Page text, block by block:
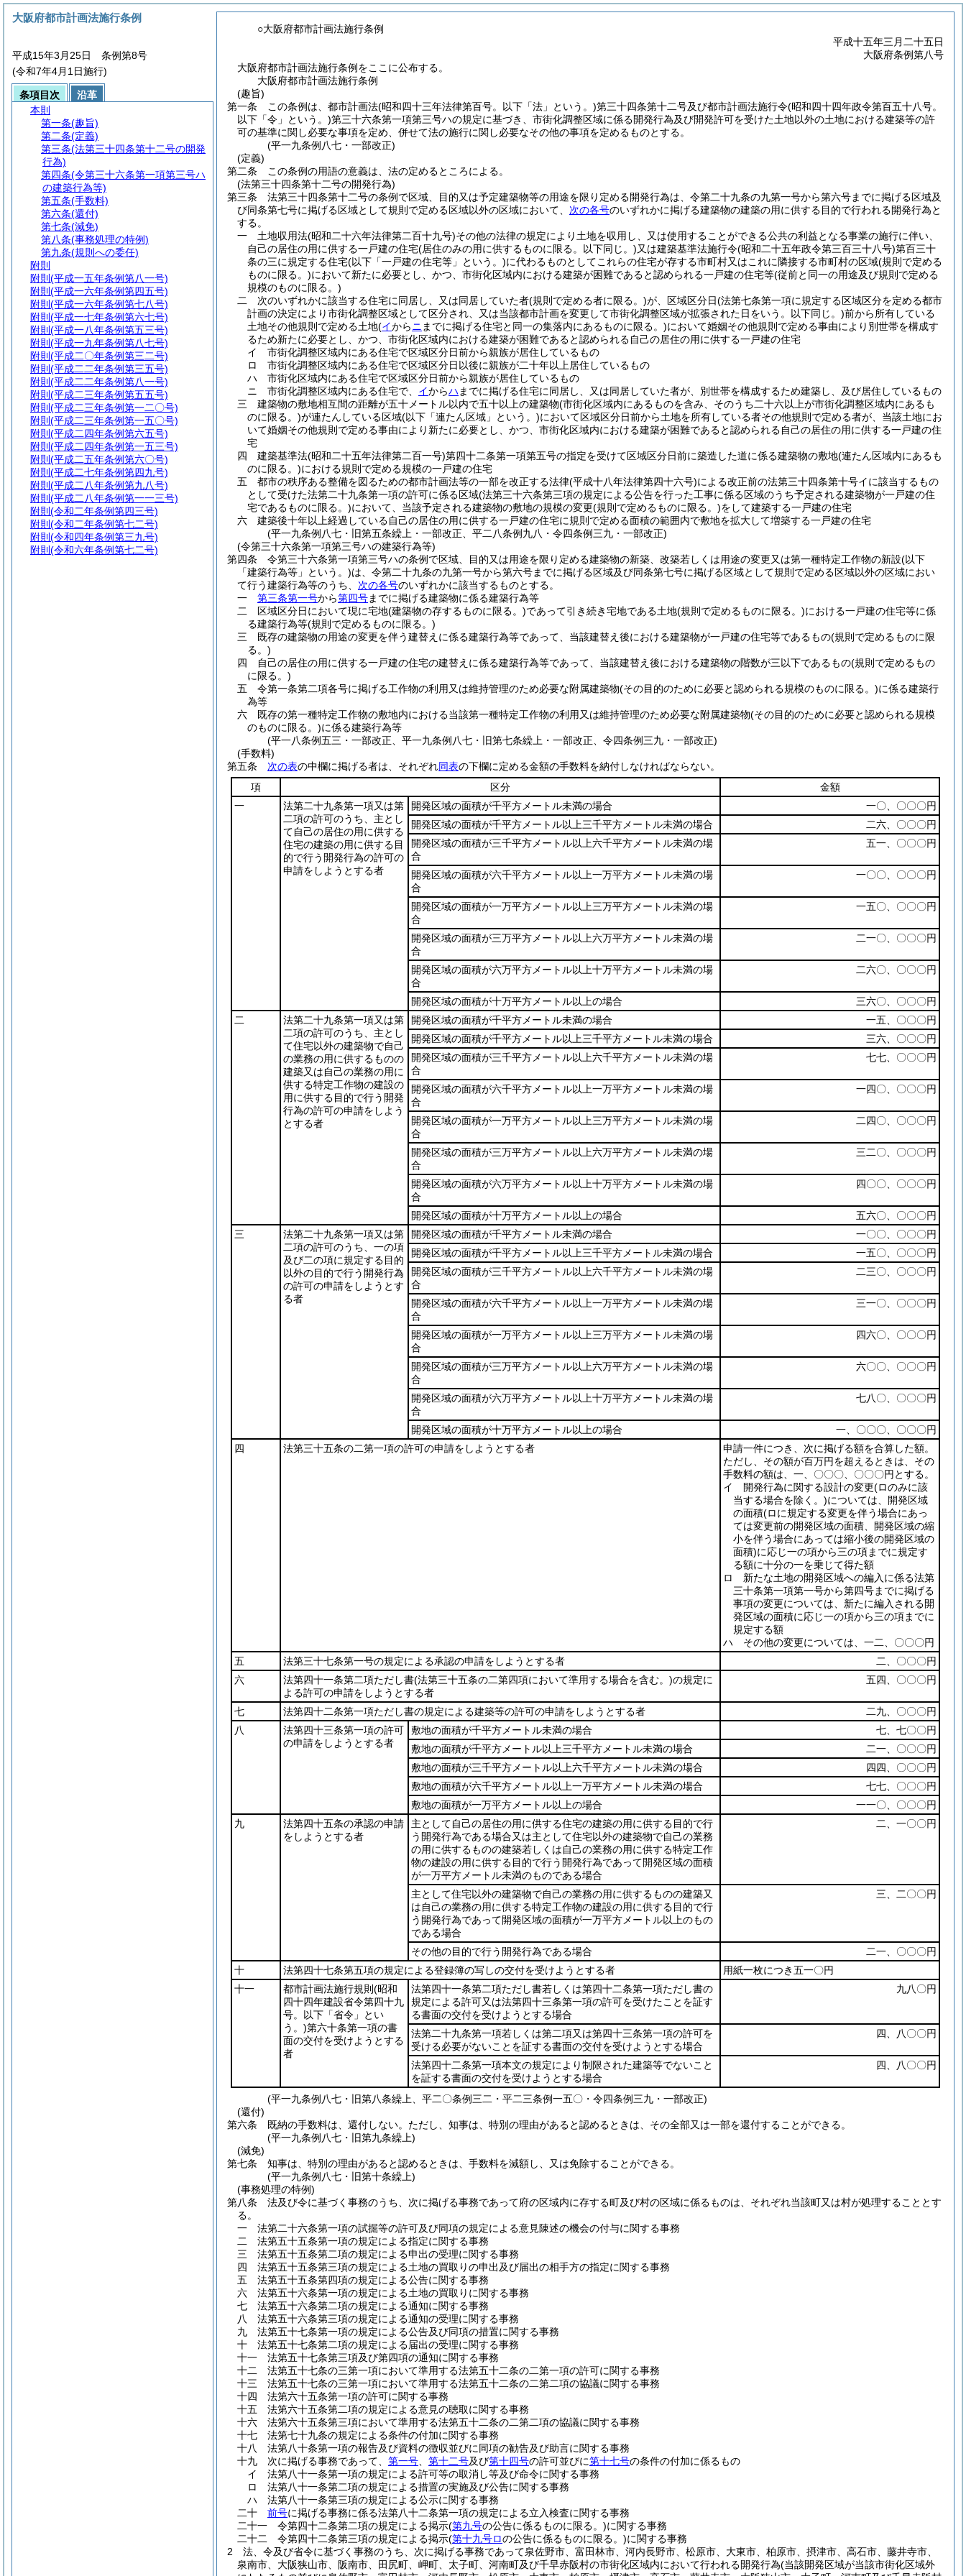
○大阪府都市計画法施行条例
平成十五年三月二十五日
大阪府条例第八号
大阪府都市計画法施行条例をここに公布する。
大阪府都市計画法施行条例
(趣旨)
第一条
この条例は、都市計画法(昭和四十三年法律第百号。以下「法」という。)第三十四条第十二号及び都市計画法施行令(昭和四十四年政令第百五十八号。
以下「令」という。)第三十六条第一項第三号ハの規定に基づき、市街化調整区域に係る開発行為及び開発許可を受けた土地以外の土地における建築等の許
可の基準に関し必要な事項を定め、併せて法の施行に関し必要なその他の事項を定めるものとする。
(平一九条例八七・一部改正)
(定義)
第二条
この条例の用語の意義は、法の定めるところによる。
(法第三十四条第十二号の開発行為)
第三条
法第三十四条第十二号の条例で区域、目的又は予定建築物等の用途を限り定める開発行為は、令第二十九条の九第一号から第六号までに掲げる区域及
び同条第七号に掲げる区域として規則で定める区域以外の区域において、 次の各号のいずれかに掲げる建築物の建築の用に供する目的で行われる開発行為と
する。
一
土地収用法(昭和二十六年法律第二百十九号)その他の法律の規定により土地を収用し、又は使用することができる公共の利益となる事業の施行に伴い、
自己の居住の用に供する一戸建の住宅(居住のみの用に供するものに限る。以下同じ。)又は建築基準法施行令(昭和二十五年政令第三百三十八号)第百三十
条の三に規定する住宅(以下「一戸建の住宅等」という。)に代わるものとしてこれらの住宅が存する市町村又はこれに隣接する市町村の区域(規則で定める
ものに限る。)において新たに必要とし、かつ、市街化区域内における建築が困難であると認められる一戸建の住宅等(従前と同一の用途及び規則で定める
規模のものに限る。)
二
次のいずれかに該当する住宅に同居し、又は同居していた者(規則で定める者に限る。)が、区域区分日(法第七条第一項に規定する区域区分を定める都市
計画の決定により市街化調整区域として区分され、又は当該都市計画を変更して市街化調整区域が拡張された日をいう。以下同じ。)前から所有している
土地その他規則で定める土地(イからニ までに掲げる住宅と同一の集落内にあるものに限る。)において婚姻その他規則で定める事由により別世帯を構成す
るため新たに必要とし、かつ、市街化区域内における建築が困難であると認められる自己の居住の用に供する一戸建の住宅
イ
市街化調整区域内にある住宅で区域区分日前から親族が居住しているもの
ロ
市街化調整区域内にある住宅で区域区分日以後に親族が二十年以上居住しているもの
ハ
市街化区域内にある住宅で区域区分日前から親族が居住しているもの
ニ
市街化調整区域内にある住宅で、 イからハ までに掲げる住宅に同居し、又は同居していた者が、別世帯を構成するため建築し、及び居住しているもの
三
建築物の敷地相互間の距離が五十メートル以内で五十以上の建築物(市街化区域内にあるものを含み、そのうち二十六以上が市街化調整区域内にあるも
のに限る。)が連たんしている区域(以下「連たん区域」という。)において区域区分日前から土地を所有している者その他規則で定める者が、当該土地にお
いて婚姻その他規則で定める事由により新たに必要とし、かつ、市街化区域内における建築が困難であると認められる自己の居住の用に供する一戸建の住
宅
四
建築基準法(昭和二十五年法律第二百一号)第四十二条第一項第五号の指定を受けて区域区分日前に築造した道に係る建築物の敷地(連たん区域内にあるも
のに限る。)における規則で定める規模の一戸建の住宅
五
都市の秩序ある整備を図るための都市計画法等の一部を改正する法律(平成十八年法律第四十六号)による改正前の法第三十四条第十号イに該当するもの
として受けた法第二十九条第一項の許可に係る区域(法第三十六条第三項の規定による公告を行った工事に係る区域のうち予定される建築物が一戸建の住
宅であるものに限る。)において、当該予定される建築物の敷地の規模の変更(規則で定めるものに限る。)をして建築する一戸建の住宅
六
建築後十年以上経過している自己の居住の用に供する一戸建の住宅に規則で定める面積の範囲内で敷地を拡大して増築する一戸建の住宅
(平一九条例八七・旧第五条繰上・一部改正、平二八条例九八・令四条例三九・一部改正)
(令第三十六条第一項第三号ハの建築行為等)
第四条
令第三十六条第一項第三号ハの条例で区域、目的又は用途を限り定める建築物の新築、改築若しくは用途の変更又は第一種特定工作物の新設(以下
「建築行為等」という。)は、令第二十九条の九第一号から第六号までに掲げる区域及び同条第七号に掲げる区域として規則で定める区域以外の区域におい
て行う建築行為等のうち、 次の各号のいずれかに該当するものとする。
一
第三条第一号から第四号までに掲げる建築物に係る建築行為等
二
区域区分日において現に宅地(建築物の存するものに限る。)であって引き続き宅地である土地(規則で定めるものに限る。)における一戸建の住宅等に係
る建築行為等(規則で定めるものに限る。)
三
既存の建築物の用途の変更を伴う建替えに係る建築行為等であって、当該建替え後における建築物が一戸建の住宅等であるもの(規則で定めるものに限
る。)
四
自己の居住の用に供する一戸建の住宅の建替えに係る建築行為等であって、当該建替え後における建築物の階数が三以下であるもの(規則で定めるもの
に限る。)
五
令第一条第二項各号に掲げる工作物の利用又は維持管理のため必要な附属建築物(その目的のために必要と認められる規模のものに限る。)に係る建築行
為等
六
既存の第一種特定工作物の敷地内における当該第一種特定工作物の利用又は維持管理のため必要な附属建築物(その目的のために必要と認められる規模
のものに限る。)に係る建築行為等
(平一八条例五三・一部改正、平一九条例八七・旧第七条繰上・一部改正、令四条例三九・一部改正)
(手数料)
第五条
次の表の中欄に掲げる者は、それぞれ同表の下欄に定める金額の手数料を納付しなければならない。
項
区分
金額
一
法第二十九条第一項又は第
二項の許可のうち、主とし
て自己の居住の用に供する
住宅の建築の用に供する目
的で行う開発行為の許可の
申請をしようとする者
開発区域の面積が千平方メートル未満の場合
一〇、〇〇〇円
開発区域の面積が千平方メートル以上三千平方メートル未満の場合
二六、〇〇〇円
開発区域の面積が三千平方メートル以上六千平方メートル未満の場
合
五一、〇〇〇円
開発区域の面積が六千平方メートル以上一万平方メートル未満の場
合
一〇〇、〇〇〇円
開発区域の面積が一万平方メートル以上三万平方メートル未満の場
合
一五〇、〇〇〇円
開発区域の面積が三万平方メートル以上六万平方メートル未満の場
合
二一〇、〇〇〇円
開発区域の面積が六万平方メートル以上十万平方メートル未満の場
合
二六〇、〇〇〇円
開発区域の面積が十万平方メートル以上の場合
三六〇、〇〇〇円
二
法第二十九条第一項又は第
二項の許可のうち、主とし
て住宅以外の建築物で自己
の業務の用に供するものの
建築又は自己の業務の用に
供する特定工作物の建設の
用に供する目的で行う開発
行為の許可の申請をしよう
とする者
開発区域の面積が千平方メートル未満の場合
一五、〇〇〇円
開発区域の面積が千平方メートル以上三千平方メートル未満の場合
三六、〇〇〇円
開発区域の面積が三千平方メートル以上六千平方メートル未満の場
合
七七、〇〇〇円
開発区域の面積が六千平方メートル以上一万平方メートル未満の場
合
一四〇、〇〇〇円
開発区域の面積が一万平方メートル以上三万平方メートル未満の場
合
二四〇、〇〇〇円
開発区域の面積が三万平方メートル以上六万平方メートル未満の場
合
三二〇、〇〇〇円
開発区域の面積が六万平方メートル以上十万平方メートル未満の場
合
四〇〇、〇〇〇円
開発区域の面積が十万平方メートル以上の場合
五六〇、〇〇〇円
三
法第二十九条第一項又は第
二項の許可のうち、一の項
及び二の項に規定する目的
以外の目的で行う開発行為
の許可の申請をしようとす
る者
開発区域の面積が千平方メートル未満の場合
一〇〇、〇〇〇円
開発区域の面積が千平方メートル以上三千平方メートル未満の場合
一五〇、〇〇〇円
開発区域の面積が三千平方メートル以上六千平方メートル未満の場
合
二三〇、〇〇〇円
開発区域の面積が六千平方メートル以上一万平方メートル未満の場
合
三一〇、〇〇〇円
開発区域の面積が一万平方メートル以上三万平方メートル未満の場
合
四六〇、〇〇〇円
開発区域の面積が三万平方メートル以上六万平方メートル未満の場
合
六〇〇、〇〇〇円
開発区域の面積が六万平方メートル以上十万平方メートル未満の場
合
七八〇、〇〇〇円
開発区域の面積が十万平方メートル以上の場合
一、〇〇〇、〇〇〇円
四
法第三十五条の二第一項の許可の申請をしようとする者
申請一件につき、次に掲げる額を合算した額。
ただし、その額が百万円を超えるときは、その
手数料の額は、一、〇〇〇、〇〇〇円とする。
イ 開発行為に関する設計の変更(ロのみに該
当する場合を除く。)については、開発区域
の面積(ロに規定する変更を伴う場合にあっ
ては変更前の開発区域の面積、開発区域の縮
小を伴う場合にあっては縮小後の開発区域の
面積)に応じ一の項から三の項までに規定す
る額に十分の一を乗じて得た額
ロ 新たな土地の開発区域への編入に係る法第
三十条第一項第一号から第四号までに掲げる
事項の変更については、新たに編入される開
発区域の面積に応じ一の項から三の項までに
規定する額
ハ その他の変更については、一二、〇〇〇円
五
法第三十七条第一号の規定による承認の申請をしようとする者
二、〇〇〇円
六
法第四十一条第二項ただし書(法第三十五条の二第四項において準用する場合を含む。)の規定に
よる許可の申請をしようとする者
五四、〇〇〇円
七 法第四十二条第一項ただし書の規定による建築等の許可の申請をしようとする者
二九、〇〇〇円
八
法第四十三条第一項の許可
の申請をしようとする者
敷地の面積が千平方メートル未満の場合
七、七〇〇円
敷地の面積が千平方メートル以上三千平方メートル未満の場合
二一、〇〇〇円
敷地の面積が三千平方メートル以上六千平方メートル未満の場合
四四、〇〇〇円
敷地の面積が六千平方メートル以上一万平方メートル未満の場合
七七、〇〇〇円
敷地の面積が一万平方メートル以上の場合
一一〇、〇〇〇円
九
法第四十五条の承認の申請
をしようとする者
主として自己の居住の用に供する住宅の建築の用に供する目的で行
う開発行為である場合又は主として住宅以外の建築物で自己の業務
の用に供するものの建築若しくは自己の業務の用に供する特定工作
物の建設の用に供する目的で行う開発行為であって開発区域の面積
が一万平方メートル未満のものである場合
二、一〇〇円
主として住宅以外の建築物で自己の業務の用に供するものの建築又
は自己の業務の用に供する特定工作物の建設の用に供する目的で行
う開発行為であって開発区域の面積が一万平方メートル以上のもの
である場合
三、二〇〇円
その他の目的で行う開発行為である場合
二一、〇〇〇円
十
法第四十七条第五項の規定による登録簿の写しの交付を受けようとする者
用紙一枚につき五一〇円
十一
都市計画法施行規則 (昭和
四十四年建設省令第四十九
号。以下「省令」とい
う。)第六十条第一項の書
面の交付を受けようとする
者
法第四十一条第二項ただし書若しくは第四十二条第一項ただし書の
規定による許可又は法第四十三条第一項の許可を受けたことを証す
る書面の交付を受けようとする場合
九八〇円
法第二十九条第一項若しくは第二項又は第四十三条第一項の許可を
受ける必要がないことを証する書面の交付を受けようとする場合
四、八〇〇円
法第四十二条第一項本文の規定により制限された建築等でないこと
を証する書面の交付を受けようとする場合
四、八〇〇円
(平一九条例八七・旧第八条繰上、平二〇条例三二・平二三条例一五〇・令四条例三九・一部改正)
(還付)
第六条
既納の手数料は、還付しない。 ただし、知事は、特別の理由があると認めるときは、その全部又は一部を還付することができる。
(平一九条例八七・旧第九条繰上)
(減免)
第七条
知事は、特別の理由があると認めるときは、手数料を減額し、又は免除することができる。
(平一九条例八七・旧第十条繰上)
(事務処理の特例)
第八条
法及び令に基づく事務のうち、次に掲げる事務であって府の区域内に存する町及び村の区域に係るものは、それぞれ当該町又は村が処理することとす
る。
一
法第二十六条第一項の試掘等の許可及び同項の規定による意見陳述の機会の付与に関する事務
二
法第五十五条第一項の規定による指定に関する事務
三
法第五十五条第二項の規定による申出の受理に関する事務
四
法第五十五条第三項の規定による土地の買取りの申出及び届出の相手方の指定に関する事務
五
法第五十五条第四項の規定による公告に関する事務
六
法第五十六条第一項の規定による土地の買取りに関する事務
七
法第五十六条第二項の規定による通知に関する事務
八
法第五十六条第三項の規定による通知の受理に関する事務
九
法第五十七条第一項の規定による公告及び同項の措置に関する事務
十
法第五十七条第二項の規定による届出の受理に関する事務
十一
法第五十七条第三項及び第四項の通知に関する事務
十二
法第五十七条の三第一項において準用する法第五十二条の二第一項の許可に関する事務
十三
法第五十七条の三第一項において準用する法第五十二条の二第二項の協議に関する事務
十四
法第六十五条第一項の許可に関する事務
十五
法第六十五条第二項の規定による意見の聴取に関する事務
十六
法第六十五条第三項において準用する法第五十二条の二第二項の協議に関する事務
十七
法第七十九条の規定による条件の付加に関する事務
十八
法第八十条第一項の報告及び資料の徴収並びに同項の勧告及び助言に関する事務
十九
次に掲げる事務であって、 第一号 第十二号及び第十四号の許可並びに第十七号の条件の付加に係るもの
イ
法第八十一条第一項の規定による許可等の取消し等及び命令に関する事務
ロ
法第八十一条第二項の規定による措置の実施及び公告に関する事務
ハ
法第八十一条第三項の規定による公示に関する事務
二十
前号に掲げる事務に係る法第八十二条第一項の規定による立入検査に関する事務
二十一
令第四十二条第二項の規定による掲示(第九号の公告に係るものに限る。)に関する事務
二十二
令第四十二条第三項の規定による掲示(第十九号ロの公告に係るものに限る。)に関する事務
2
法、令及び省令に基づく事務のうち、次に掲げる事務であって泉佐野市、富田林市、河内長野市、松原市、大東市、柏原市、摂津市、高石市、藤井寺市、
泉南市、大阪狭山市、阪南市、田尻町、岬町、太子町、河南町及び千早赤阪村の市街化区域内において行われる開発行為(当該開発区域が当該市街化区域外
大阪府都市計画法施行条例
平成15年3月25日 条例第8号
(令和7年4月1日施行)
条項目次
沿革
本則
第一条(趣旨)
第二条(定義)
第三条(法第三十四条第十二号の開発
行為)
第四条(令第三十六条第一項第三号ハ
の建築行為等)
第五条(手数料)
第六条(還付)
第七条(減免)
第八条(事務処理の特例)
第九条(規則への委任)
附則
附則 (平成一五年条例第八一号)
附則 (平成一六年条例第四五号)
附則 (平成一六年条例第七八号)
附則 (平成一七年条例第六七号)
附則 (平成一八年条例第五三号)
附則 (平成一九年条例第八七号)
附則 (平成二〇年条例第三二号)
附則 (平成二二年条例第三五号)
附則 (平成二二年条例第八一号)
附則 (平成二三年条例第五五号)
附則 (平成二三年条例第一二〇号)
附則 (平成二三年条例第一五〇号)
附則 (平成二四年条例第六五号)
附則 (平成二四年条例第一五三号)
附則 (平成二五年条例第六〇号)
附則 (平成二七年条例第四九号)
附則 (平成二八年条例第九八号)
附則 (平成二八年条例第一一三号)
附則 (令和二年条例第四三号)
附則 (令和二年条例第七二号)
附則 (令和四年条例第三九号)
附則 (令和六年条例第七二号)